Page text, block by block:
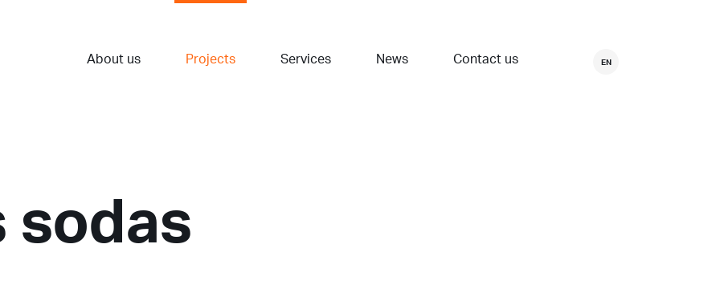
About us Projects Services News Contact us EN